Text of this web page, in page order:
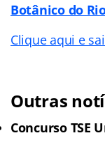
Botânico do
Clique aqui e
Outras
Concurso TSE